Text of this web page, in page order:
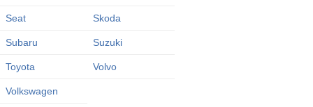
Seat Skoda
Subaru Suzuki
Toyota Volvo
Volkswagen